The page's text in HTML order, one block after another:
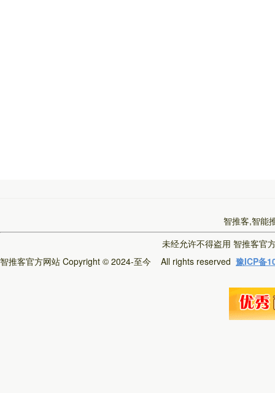
智推客,智能
未经允许不得盗用 智推客官
智推客官方网站 Copyright © 2024-至今 All rights reserved 豫ICP备